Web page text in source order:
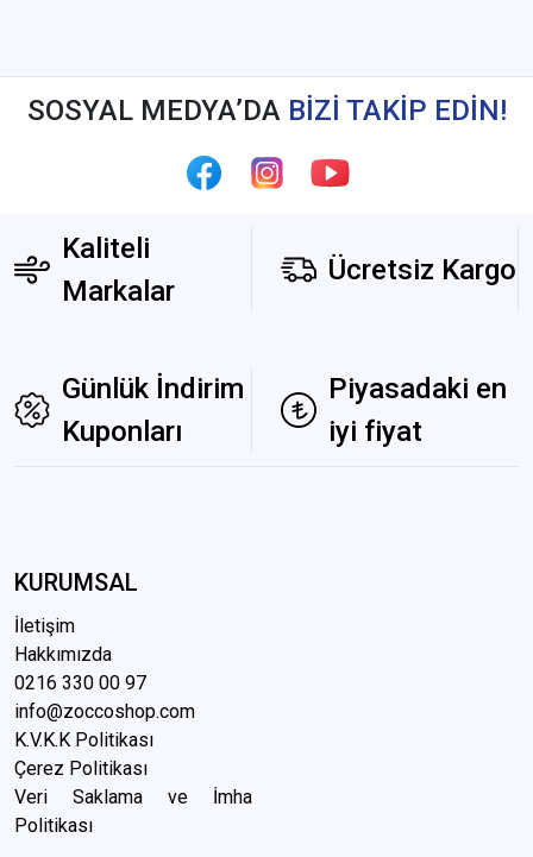
SOSYAL MEDYA’DA BİZİ TAKİP EDİN!
Kaliteli
Markalar
Ücretsiz Kargo
Günlük İndirim
Kuponları
Piyasadaki en
iyi fiyat
KURUMSAL
İletişim
Hakkımızda
0216 330 00 97
info@zoccoshop.com
K.V.K.K Politikası
Çerez Politikası
Veri Saklama ve İmha
Politikası